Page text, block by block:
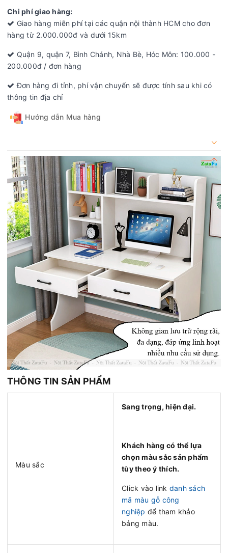
Chi phí giao hàng:
Giao hàng miễn phí tại các quận nội thành HCM cho đơn
hàng từ 2.000.000đ và dưới 15km
Quận 9, quận 7, Bình Chánh, Nhà Bè, Hóc Môn: 100.000 -
200.000đ / đơn hàng
Đơn hàng đi tỉnh, phí vận chuyển sẽ được tính sau khi có
thông tin địa chỉ
Hướng dẫn Mua hàng
THÔNG TIN SẢN PHẨM
Màu sắc
Sang trọng, hiện đại.
Khách hàng có thể lựa
chọn màu sắc sản phẩm
tùy theo ý thích.
Click vào link danh sách
mã màu gỗ công
nghiệp để tham khảo
bảng màu.